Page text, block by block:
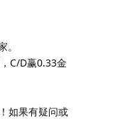
C/D赢0.33金
如果有疑问或